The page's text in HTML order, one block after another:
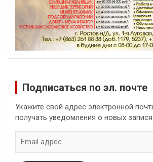
Подписаться по эл. почте
Укажите свой адрес электронной
получать уведомления о новых
адрес